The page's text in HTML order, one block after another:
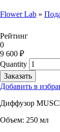
Flower Lab »
Рейтинг
0
9 600 ₽
Quantity
Добавить в
Диффузор
Объем: 250 мл